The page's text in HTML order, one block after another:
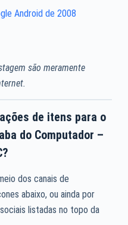
Android de 2008
são meramente
de itens para o
do Computador –
dos canais de
abaixo, ou ainda por
listadas no topo da